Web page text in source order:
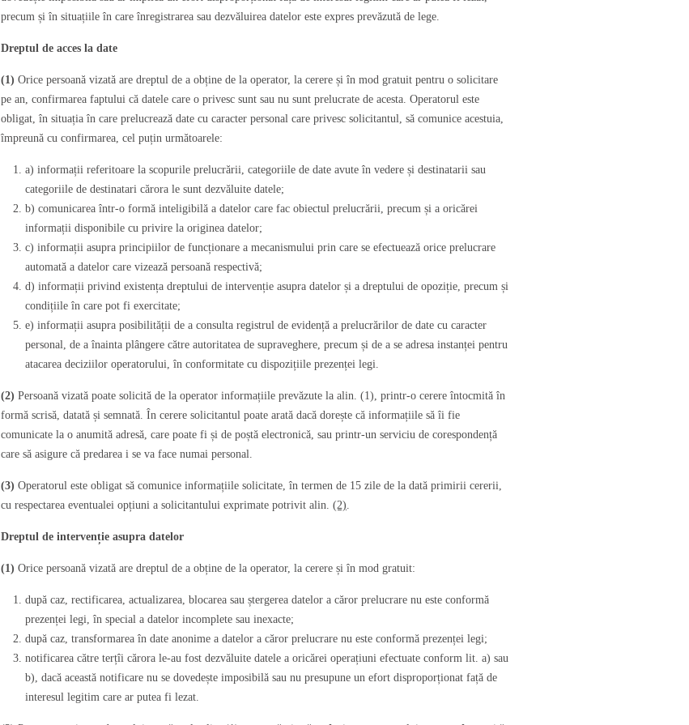
precum și în situațiile în care înregistrarea sau dezvăluirea datelor este expres prevăzută de lege.
Dreptul de acces la date
(1) Orice persoană vizată are dreptul de a obține de la operator, la cerere și în mod gratuit pentru o solicitare
pe an, confirmarea faptului că datele care o privesc sunt sau nu sunt prelucrate de acesta. Operatorul este
obligat, în situația în care prelucrează date cu caracter personal care privesc solicitantul, să comunice acestuia,
împreună cu confirmarea, cel puțin următoarele:
a) informații referitoare la scopurile prelucrării, categoriile de date avute în vedere și destinatarii sau
categoriile de destinatari cărora le sunt dezvăluite datele;
b) comunicarea într-o formă inteligibilă a datelor care fac obiectul prelucrării, precum și a oricărei
informații disponibile cu privire la originea datelor;
c) informații asupra principiilor de funcționare a mecanismului prin care se efectuează orice prelucrare
automată a datelor care vizează persoană respectivă;
d) informații privind existența dreptului de intervenție asupra datelor și a dreptului de opoziție, precum și
condițiile în care pot fi exercitate;
e) informații asupra posibilității de a consulta registrul de evidență a prelucrărilor de date cu caracter
personal, de a înainta plângere către autoritatea de supraveghere, precum și de a se adresa instanței pentru
atacarea deciziilor operatorului, în conformitate cu dispozițiile prezenței legi.
(2) Persoană vizată poate solicită de la operator informațiile prevăzute la alin. (1), printr-o cerere întocmită în
formă scrisă, datată și semnată. În cerere solicitantul poate arată dacă dorește că informațiile să îi fie
comunicate la o anumită adresă, care poate fi și de poștă electronică, sau printr-un serviciu de corespondență
care să asigure că predarea i se va face numai personal.
(3) Operatorul este obligat să comunice informațiile solicitate, în termen de 15 zile de la dată primirii cererii,
cu respectarea eventualei opțiuni a solicitantului exprimate potrivit alin. (2).
Dreptul de intervenție asupra datelor
(1) Orice persoană vizată are dreptul de a obține de la operator, la cerere și în mod gratuit:
după caz, rectificarea, actualizarea, blocarea sau ștergerea datelor a căror prelucrare nu este conformă
prezenței legi, în special a datelor incomplete sau inexacte;
după caz, transformarea în date anonime a datelor a căror prelucrare nu este conformă prezenței legi;
notificarea către terțîi cărora le-au fost dezvăluite datele a oricărei operațiuni efectuate conform lit. a) sau
b), dacă această notificare nu se dovedește imposibilă sau nu presupune un efort disproporționat față de
interesul legitim care ar putea fi lezat.